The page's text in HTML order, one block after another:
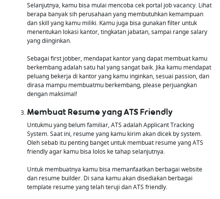
Selanjutnya, kamu bisa mulai mencoba cek portal job vacancy. Lihat
berapa banyak sih perusahaan yang membutuhkan kemampuan
dan skill yang kamu miliki. Kamu juga bisa gunakan filter untuk
menentukan lokasi kantor, tingkatan jabatan, sampai range salary
yang diinginkan.
Sebagai first jobber, mendapat kantor yang dapat membuat kamu
berkembang adalah satu hal yang sangat baik. Jika kamu mendapat
peluang bekerja di kantor yang kamu inginkan, sesuai passion, dan
dirasa mampu membuatmu berkembang, please perjuangkan
dengan maksimal!
Membuat Resume yang ATS Friendly
Untukmu yang belum familiar, ATS adalah Applicant Tracking
System. Saat ini, resume yang kamu kirim akan dicek by system.
Oleh sebab itu penting banget untuk membuat resume yang ATS
friendly agar kamu bisa lolos ke tahap selanjutnya.
Untuk membuatnya kamu bisa memanfaatkan berbagai website
dan resume builder. Di sana kamu akan disediakan berbagai
template resume yang telah teruji dan ATS friendly.